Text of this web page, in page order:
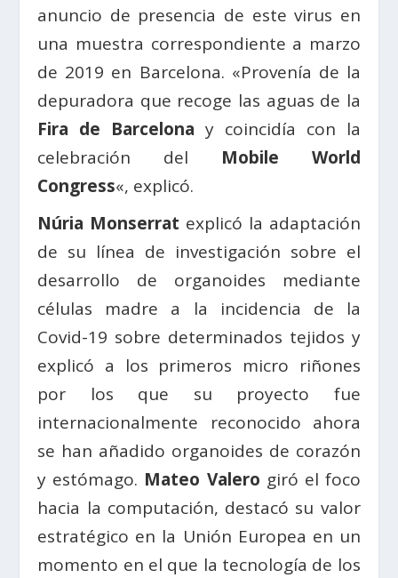
anuncio de presencia de este virus en
una muestra correspondiente a marzo
de 2019 en Barcelona. «Provenía de la
depuradora que recoge las aguas de la
Fira de Barcelona y coincidía con la
celebración del Mobile World
Congress«, explicó.
Núria Monserrat explicó la adaptación
de su línea de investigación sobre el
desarrollo de organoides mediante
células madre a la incidencia de la
Covid-19 sobre determinados tejidos y
explicó a los primeros micro riñones
por los que su proyecto fue
internacionalmente reconocido ahora
se han añadido organoides de corazón
y estómago. Mateo Valero giró el foco
hacia la computación, destacó su valor
estratégico en la Unión Europea en un
momento en el que la tecnología de los